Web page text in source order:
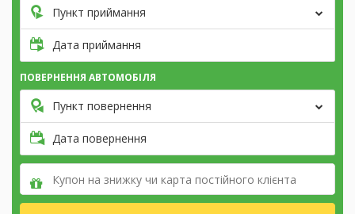
Пункт приймання
Дата приймання
ПОВЕРНЕННЯ АВТОМОБІЛЯ
Пункт повернення
Дата повернення